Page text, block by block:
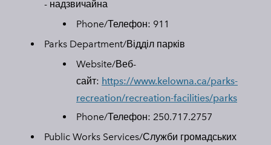
- надзвичайна
Phone/Телефон: 911
Parks Department/Відділ парків
Website/Веб-
сайт: https://www.kelowna.ca/parks-
recreation/recreation-facilities/parks​
Phone/Телефон: 250.717.2757
Public Works Services/Служби громадських